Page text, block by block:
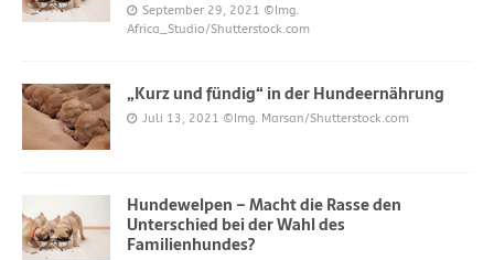
September 29, 2021 ©Img.
Africa_Studio/Shutterstock.com
„Kurz und fündig“ in der Hundeernährung
Juli 13, 2021 ©Img. Marsan/Shutterstock.com
Hundewelpen – Macht die Rasse den
Unterschied bei der Wahl des
Familienhundes?